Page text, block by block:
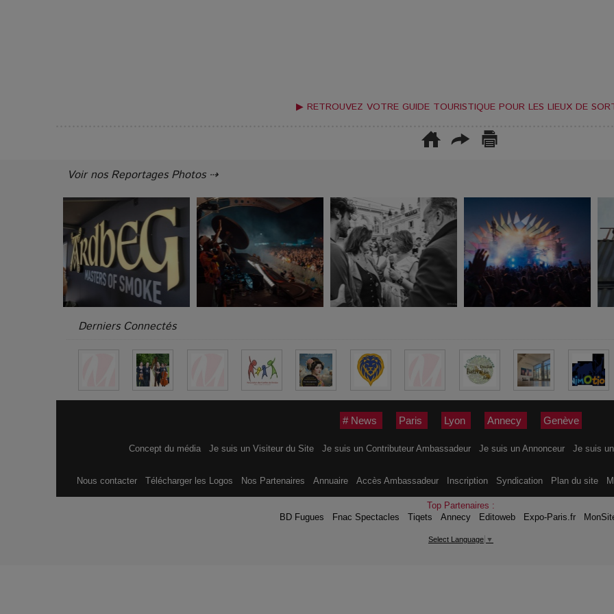
▶ RETROUVEZ VOTRE GUIDE TOURISTIQUE POUR LES LIEUX DE
Voir nos Reportages Photos ⇢
Derniers Connectés
# News Paris Lyon Annecy Genève
Concept du média Je suis un Visiteur du Site Je suis un Contributeur Ambassadeur Je suis un Annonceur Je suis
Nous contacter Télécharger les Logos Nos Partenaires Annuaire Accès Ambassadeur Inscription Syndication Plan du site
Top Partenaires :
BD Fugues
Fnac Spectacles Tiqets Annecy Editoweb Expo-Paris.fr
Select Language ▼